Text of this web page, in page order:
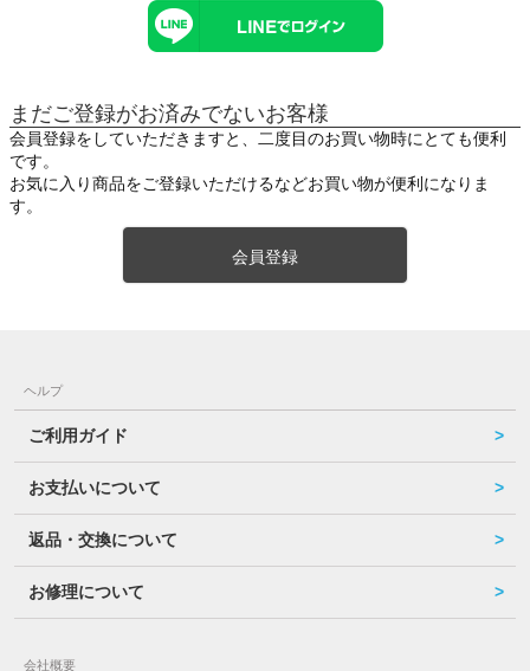
まだご登録がお済みでないお客様
会員登録をしていただきますと、二度目のお買い物時にとても便利
です。
お気に入り商品をご登録いただけるなどお買い物が便利になりま
す。
会員登録
ヘルプ
ご利用ガイド
お支払いについて
返品・交換について
お修理について
会社概要